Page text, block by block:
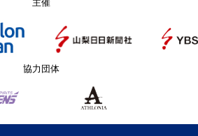
主催
協力団体